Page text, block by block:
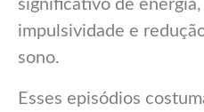
significativo de
impulsividade e
sono.
Esses episódios